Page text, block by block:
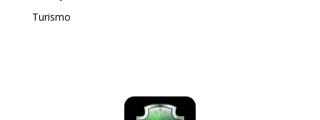
Turismo